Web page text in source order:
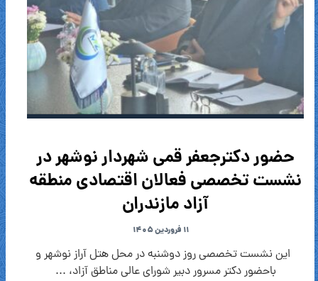
حضور دکترجعفر قمی شهردار نوشهر در
نشست تخصصی فعالان اقتصادی منطقه
آزاد مازندران
۱۱ فروردین ۱۴۰۵
این نشست تخصصی روز دوشنبه در محل هتل آراز نوشهر و
باحضور دکتر مسرور دبیر شورای عالی مناطق آزاد، ...